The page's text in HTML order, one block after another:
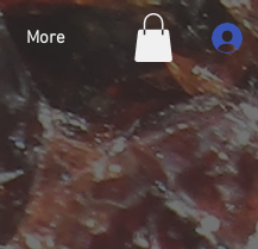
More